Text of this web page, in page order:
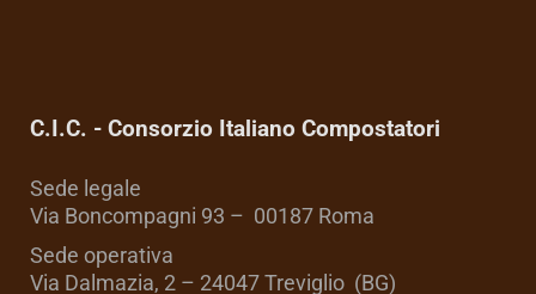
C.I.C. - Consorzio Italiano Compostatori
Sede legale
Via Boncompagni 93 – 00187 Roma
Sede operativa
Via Dalmazia, 2 – 24047 Treviglio (BG)